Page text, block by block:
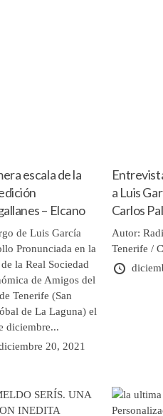
escala de la
– Elcano
de Luis García
Pronunciada en la
de la Real Sociedad
de Amigos del
Tenerife (San
de La Laguna) el
diciembre...
20, 2021
a Luis
Carlos
Autor:
Tenerife /